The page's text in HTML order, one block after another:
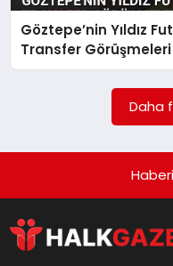
MAGAZIN
SPOR
Göztepe’nin Yıldız
Transfer
Daha